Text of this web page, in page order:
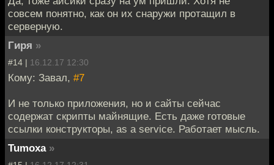
совсем понятно, как он их снаружи протащил в
серверную.
Гиря »
#14 | 16.12.17 12:30
Кому: Завал, #7
И не только приложения, но и сайты сейчас
содержат скрипты майнящие. Есть даже готовые
ссылки конструкторы, as a service. Работает мысль.
Tumoxa »